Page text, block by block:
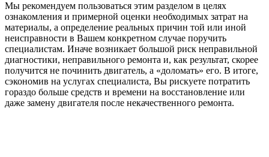
Мы рекомендуем пользоваться этим разделом в целях
ознакомления и примерной оценки необходимых затрат на
материалы, а определение реальных причин той или иной
неисправности в Вашем конкретном случае поручить
специалистам. Иначе возникает большой риск неправильной
диагностики, неправильного ремонта и, как результат, скорее
получится не починить двигатель, а «доломать» его. В итоге,
сэкономив на услугах специалиста, Вы рискуете потратить
гораздо больше средств и времени на восстановление или
даже замену двигателя после некачественного ремонта.